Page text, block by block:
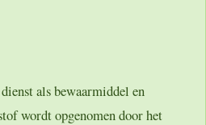
als bewaarmiddel en
wordt opgenomen door het